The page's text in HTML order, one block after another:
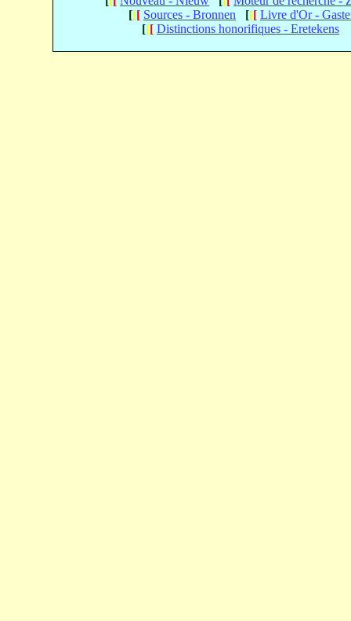
[[[ Sources - Bronnen [[[ Livre d'Or -
[[[ Distinctions honorifiques - Eretekens